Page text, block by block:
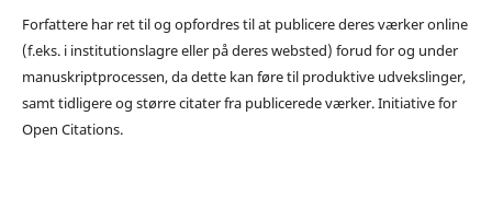
Forfattere har ret til og opfordres til at publicere deres værker online
(f.eks. i institutionslagre eller på deres websted) forud for og under
manuskriptprocessen, da dette kan føre til produktive udvekslinger,
samt tidligere og større citater fra publicerede værker. Initiative for
Open Citations.